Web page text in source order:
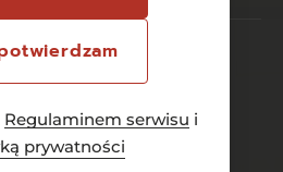
Regulaminem serwisu i
prywatności